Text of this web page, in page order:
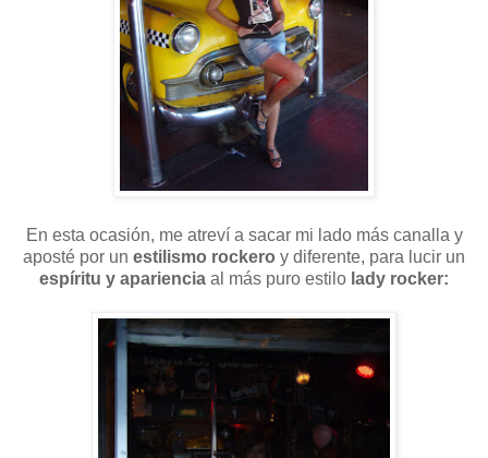
En esta ocasión, me atreví a sacar mi lado más canalla y
aposté por un estilismo rockero y diferente, para lucir un
espíritu y apariencia al más puro estilo lady rocker: